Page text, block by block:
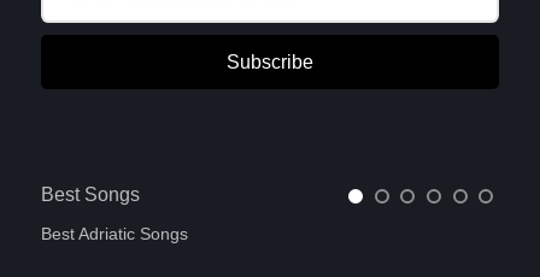
Subscribe
Best Songs
Best Adriatic Songs